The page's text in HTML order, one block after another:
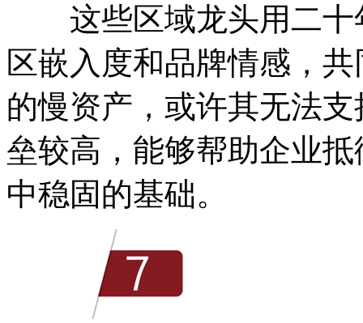
这些区域龙头用二十
区嵌入度和品牌情感，
的慢资产，或许其无法
垒较高，能够帮助企业
中稳固的基础。